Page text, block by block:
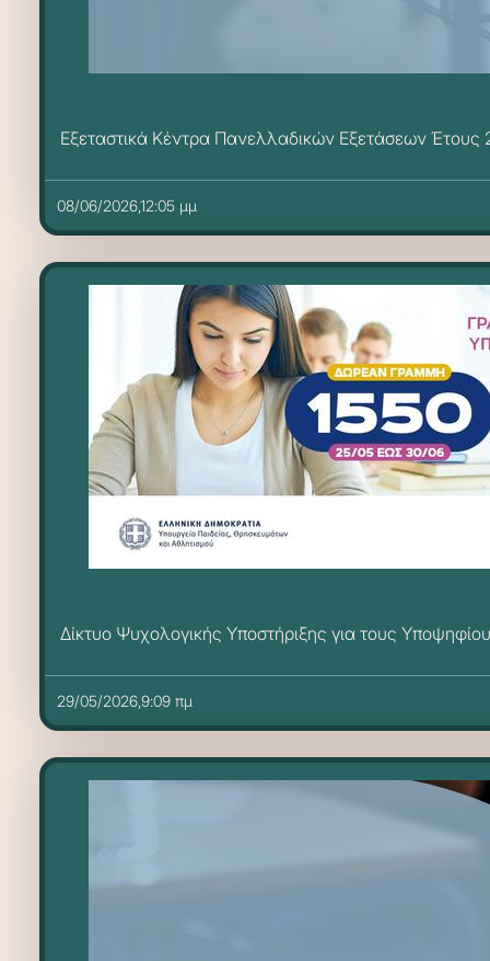
Εξεταστικά Κέντρα Πανελλαδικών Εξετάσεων Έτους
08/06/2026,12:05 μμ
Δίκτυο Ψυχολογικής Υποστήριξης για τους
29/05/2026,9:09 πμ